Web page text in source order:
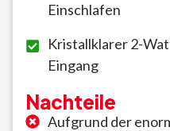
Einschlafen
Kristallklarer 2-
Eingang
Nachteile
Aufgrund der